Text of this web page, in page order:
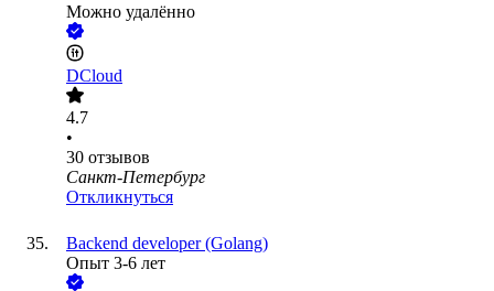
Можно удалённо
DCloud
4.7
•
30 отзывов
Санкт-Петербург
Откликнуться
Backend developer (Golang)
Опыт 3-6 лет